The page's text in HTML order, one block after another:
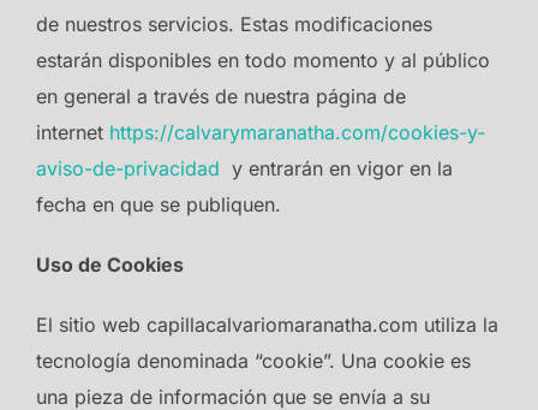
de nuestros servicios. Estas modificaciones
estarán disponibles en todo momento y al público
en general a través de nuestra página de
internet https://calvarymaranatha.com/cookies-y-
aviso-de-privacidad y entrarán en vigor en la
fecha en que se publiquen.
Uso de Cookies
El sitio web capillacalvariomaranatha.com utiliza la
tecnología denominada “cookie”. Una cookie es
una pieza de información que se envía a su